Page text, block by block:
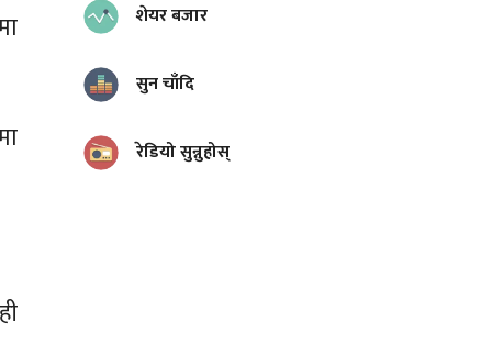
शेयर बजार
सुन चाँदि
रेडियो सुन्नुहोस्